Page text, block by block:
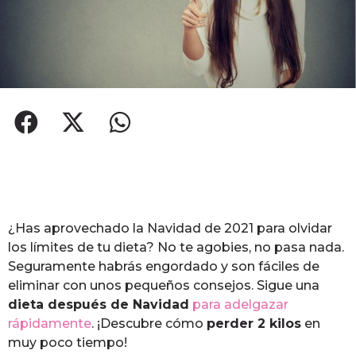
¿Has aprovechado la Navidad de 2021 para olvidar
los límites de tu dieta? No te agobies, no pasa nada.
Seguramente habrás engordado y son fáciles de
eliminar con unos pequeños consejos. Sigue una
dieta después de Navidad para adelgazar
rápidamente. ¡Descubre cómo perder 2 kilos en
muy poco tiempo!